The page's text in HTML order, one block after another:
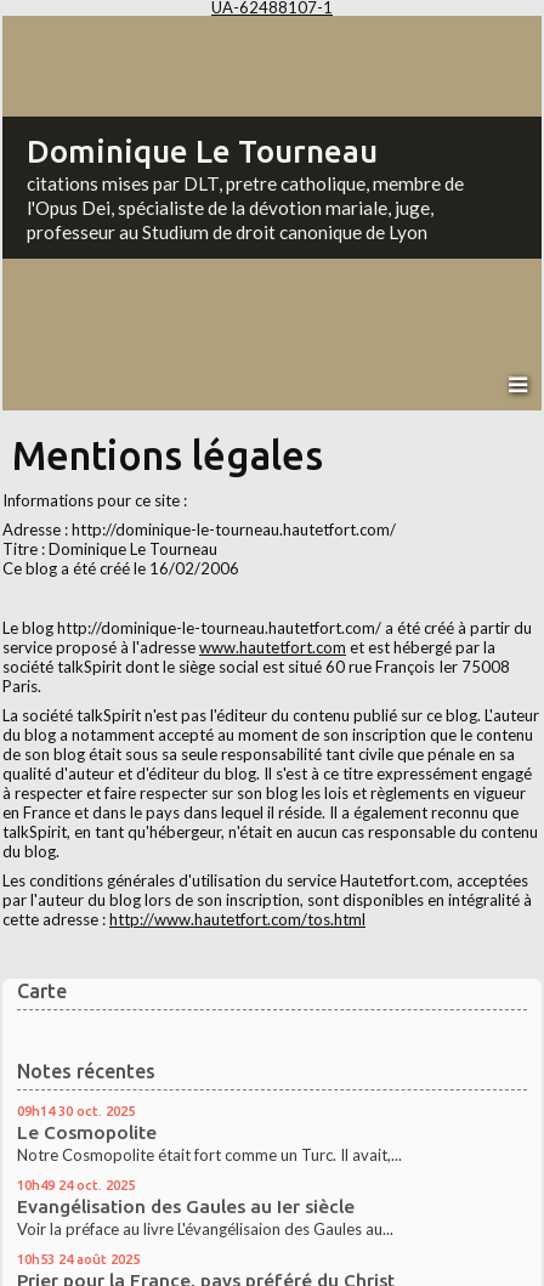
UA-62488107-1
Carte
Notes récentes
09h14 30 oct. 2025
Le Cosmopolite
Notre Cosmopolite était fort comme un Turc. Il avait,...
10h49 24 oct. 2025
Evangélisation des Gaules au Ier siècle
Voir la préface au livre L'évangélisaion des Gaules au...
10h53 24 août 2025
Prier pour la France, pays préféré du Christ
Dominique Le Tourneau
citations mises par DLT, pretre catholique, membre de
l'Opus Dei, spécialiste de la dévotion mariale, juge,
professeur au Studium de droit canonique de Lyon
Mentions légales
Informations pour ce site :
Adresse : http://dominique-le-tourneau.hautetfort.com/
Titre : Dominique Le Tourneau
Ce blog a été créé le 16/02/2006
Le blog http://dominique-le-tourneau.hautetfort.com/ a été créé à partir du
service proposé à l'adressewww.hautetfort.com et est hébergé par la
société talkSpirit dont le siège social est situé 60 rue François Ier 75008
Paris.
La société talkSpirit n'est pas l'éditeur du contenu publié sur ce blog. L'auteur
du blog a notamment accepté au moment de son inscription que le contenu
de son blog était sous sa seule responsabilité tant civile que pénale en sa
qualité d'auteur et d'éditeur du blog. Il s'est à ce titre expressément engagé
à respecter et faire respecter sur son blog les lois et règlements en vigueur
en France et dans le pays dans lequel il réside. Il a également reconnu que
talkSpirit, en tant qu'hébergeur, n'était en aucun cas responsable du contenu
du blog.
Les conditions générales d'utilisation du service Hautetfort.com, acceptées
par l'auteur du blog lors de son inscription, sont disponibles en intégralité à
cette adresse :http://www.hautetfort.com/tos.html